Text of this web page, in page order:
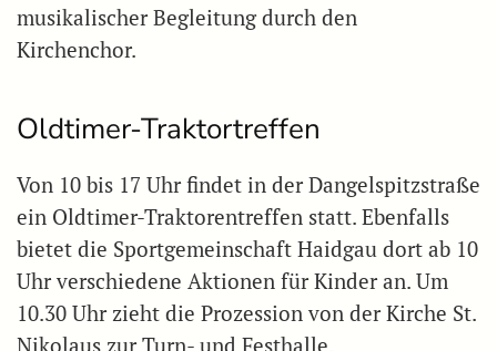
musikalischer Begleitung durch den
Kirchenchor.
Oldtimer-Traktortreffen
Von 10 bis 17 Uhr findet in der Dangelspitzstraße
ein Oldtimer-Traktorentreffen statt. Ebenfalls
bietet die Sportgemeinschaft Haidgau dort ab 10
Uhr verschiedene Aktionen für Kinder an. Um
10.30 Uhr zieht die Prozession von der Kirche St.
Nikolaus zur Turn- und Festhalle.